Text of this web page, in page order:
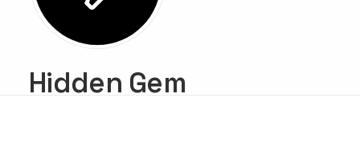
GET THE APP
Hidden Gem